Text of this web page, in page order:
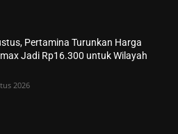
Pertamina Turunkan Harga
Jadi Rp16.300 untuk Wilayah
2026